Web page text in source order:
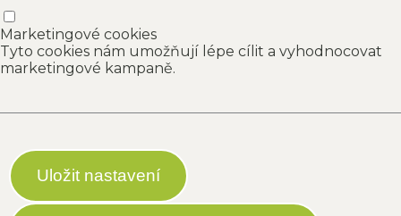
Marketingové cookies
Tyto cookies nám umožňují lépe cílit a vyhodnocovat
marketingové kampaně.
Uložit nastavení